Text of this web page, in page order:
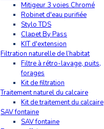
Mitigeur 3 voies Chromé
Robinet d'eau purifiée
Stylo TDS
Clapet By Pass
KIT d'extension
Filtration naturelle de l’habitat
Filtre à rétro-lavage, puits,
forages
Kit de filtration
Traitement naturel du calcaire
Kit de traitement du calcaire
SAV fontaine
SAV fontaine